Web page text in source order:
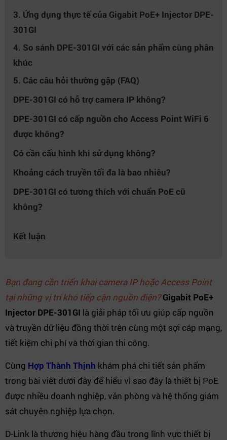
3. Ứng dụng thực tế của Gigabit PoE+ Injector DPE-
301GI
4. So sánh DPE-301GI với các sản phẩm cùng phân
khúc
5. Các câu hỏi thường gặp (FAQ)
DPE-301GI có hỗ trợ camera IP không?
DPE-301GI có cấp nguồn cho Access Point WiFi 6
được không?
Có cần cấu hình khi sử dụng không?
Khoảng cách truyền tối đa là bao nhiêu?
DPE-301GI có tương thích với chuẩn PoE cũ
không?
Kết luận
Bạn đang cần triển khai camera IP hoặc Access Point
tại những vị trí khó tiếp cận nguồn điện? Gigabit PoE+
Injector DPE-301GI là giải pháp tối ưu giúp cấp nguồn
và truyền dữ liệu đồng thời trên cùng một sợi cáp mạng,
tiết kiệm chi phí và thời gian thi công.
Cùng Hợp Thành Thịnh khám phá chi tiết sản phẩm
trong bài viết dưới đây để hiểu vì sao đây là thiết bị PoE
được nhiều doanh nghiệp, văn phòng và hệ thống giám
sát chuyên nghiệp lựa chọn.
D-Link là thương hiệu hàng đầu trong lĩnh vực thiết bị